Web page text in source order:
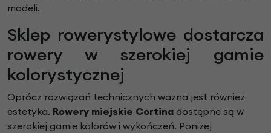
modeli.
Sklep rowerystylowe dostarcza
rowery w szerokiej gamie
kolorystycznej
Oprócz rozwiązań technicznych ważna jest również
estetyka. Rowery miejskie Cortina dostępne są w
szerokiej gamie kolorów i wykończeń. Poniżej